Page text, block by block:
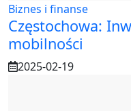
Biznes i finanse
Częstochowa:
mobilności
2025-02-19